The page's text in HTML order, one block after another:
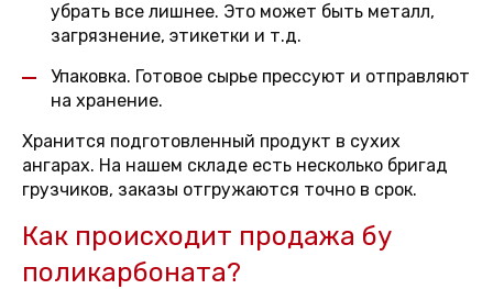
убрать все лишнее. Это может быть металл,
загрязнение, этикетки и т.д.
Упаковка. Готовое сырье прессуют и отправляют
на хранение.
Хранится подготовленный продукт в сухих
ангарах. На нашем складе есть несколько бригад
грузчиков, заказы отгружаются точно в срок.
Как происходит продажа бу
поликарбоната?